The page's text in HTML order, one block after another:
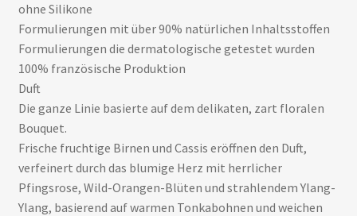
ohne Silikone
Formulierungen mit über 90% natürlichen Inhaltsstoffen
Formulierungen die dermatologische getestet wurden
100% französische Produktion
Duft
Die ganze Linie basierte auf dem delikaten, zart floralen
Bouquet.
Frische fruchtige Birnen und Cassis eröffnen den Duft,
verfeinert durch das blumige Herz mit herrlicher
Pfingsrose, Wild-Orangen-Blüten und strahlendem Ylang-
Ylang, basierend auf warmen Tonkabohnen und weichen